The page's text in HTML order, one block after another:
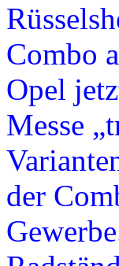
Combo
Opel
Messe
der